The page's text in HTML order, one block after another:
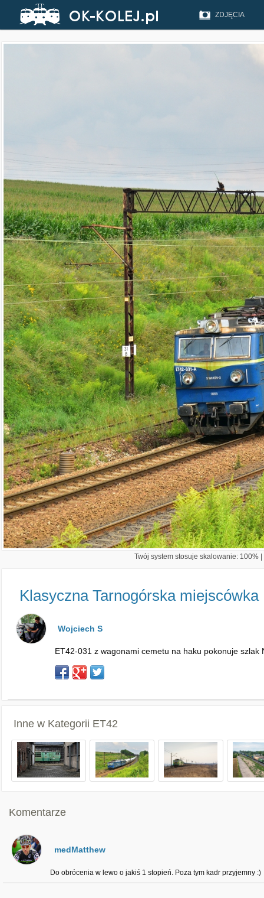
ZDJĘCIA
Twój system stosuje skalowanie: 100%
Klasyczna Tarnogórska miejscówka
Wojciech S
ET42-031 z wagonami cemetu na haku pokonuje szlak
Inne w Kategorii ET42
Komentarze
medMatthew
Do obrócenia w lewo o jakiś 1 stopień. Poza tym kadr przyjemny :)